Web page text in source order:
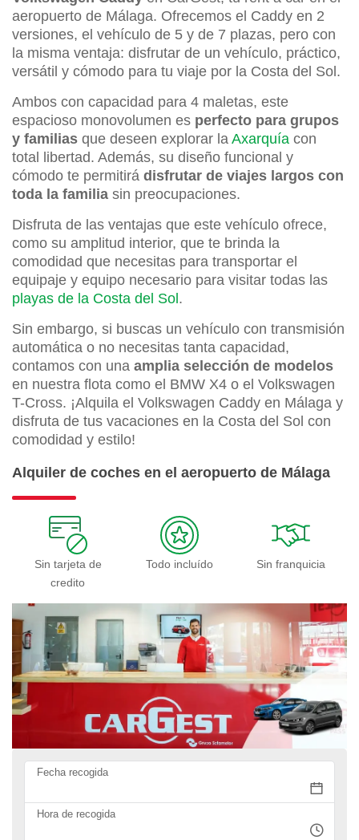
aeropuerto de Málaga. Ofrecemos el Caddy en 2
versiones, el vehículo de 5 y de 7 plazas, pero con
la misma ventaja: disfrutar de un vehículo, práctico,
versátil y cómodo para tu viaje por la Costa del Sol.
Ambos con capacidad para 4 maletas, este
espacioso monovolumen es perfecto para grupos
y familias que deseen explorar la Axarquía con
total libertad. Además, su diseño funcional y
cómodo te permitirá disfrutar de viajes largos con
toda la familia sin preocupaciones.
Disfruta de las ventajas que este vehículo ofrece,
como su amplitud interior, que te brinda la
comodidad que necesitas para transportar el
equipaje y equipo necesario para visitar todas las
playas de la Costa del Sol .
Sin embargo, si buscas un vehículo con transmisión
automática o no necesitas tanta capacidad,
contamos con una amplia selección de modelos
en nuestra flota como el BMW X4 o el Volkswagen
T-Cross. ¡Alquila el Volkswagen Caddy en Málaga y
disfruta de tus vacaciones en la Costa del Sol con
comodidad y estilo!
Alquiler de coches en el aeropuerto de Málaga
Sin tarjeta de
credito
Todo incluído Sin franquicia
Fecha recogida
Hora de recogida